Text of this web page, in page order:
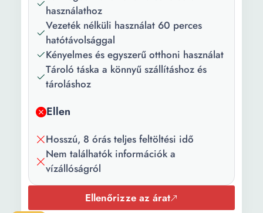
használathoz
Vezeték nélküli használat 60 perces
hatótávolsággal
Kényelmes és egyszerű otthoni használat
Tároló táska a könnyű szállításhoz és
tároláshoz
Ellen
Hosszú, 8 órás teljes feltöltési idő
Nem találhatók információk a
vízállóságról
Ellenőrizze az árat